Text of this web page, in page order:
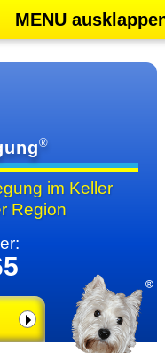
MENU
®
im Keller
Region